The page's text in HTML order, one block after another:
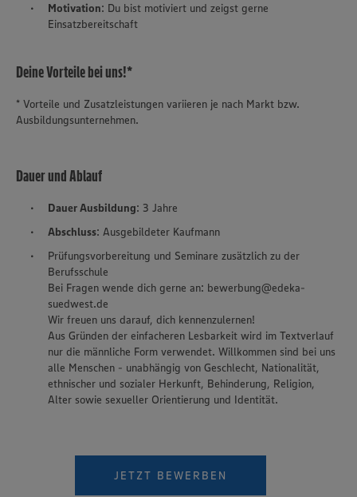
Wir setzen Cookies und andere Technologien ein, um Ihnen
Motivation: Du bist motiviert und zeigst gerne
Einsatzbereitschaft
Deine Vorteile bei uns!*
* Vorteile und Zusatzleistungen variieren je nach Markt bzw.
Ausbildungsunternehmen.
Dauer und Ablauf
Dauer Ausbildung: 3 Jahre
Abschluss: Ausgebildeter Kaufmann
Prüfungsvorbereitung und Seminare zusätzlich zu der
Berufsschule
Bei Fragen wende dich gerne an: bewerbung@edeka-
suedwest.de
Wir freuen uns darauf, dich kennenzulernen!
Aus Gründen der einfacheren Lesbarkeit wird im Textverlauf
nur die männliche Form verwendet. Willkommen sind bei uns
alle Menschen - unabhängig von Geschlecht, Nationalität,
ethnischer und sozialer Herkunft, Behinderung, Religion,
Alter sowie sexueller Orientierung und Identität.
JETZT BEWERBEN